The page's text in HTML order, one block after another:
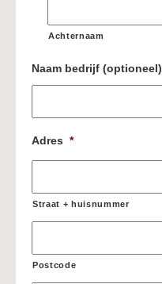
Achternaam
Naam bedrijf (optioneel)
Adres *
Straat + huisnummer
Postcode